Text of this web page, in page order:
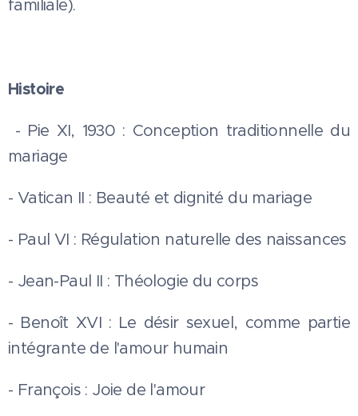
familiale).
Histoire
- Pie XI, 1930 : Conception traditionnelle du
mariage
- Vatican II : Beauté et dignité du mariage
- Paul VI : Régulation naturelle des naissances
- Jean-Paul II : Théologie du corps
- Benoît XVI : Le désir sexuel, comme partie
intégrante de l'amour humain
- François : Joie de l'amour